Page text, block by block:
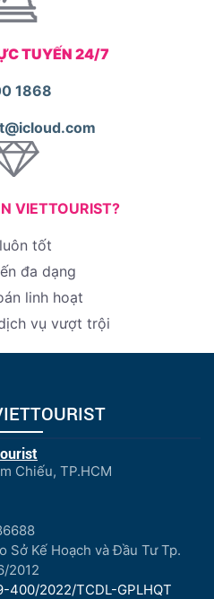
TUYẾN 24/7
1868
VIETTOURIST?
tốt
đa dạng
linh hoạt
vụ vượt trội
Chiếu, TP.HCM
Sở Kế Hoạch và Đầu Tư Tp.
2012
400/2022/TCDL-GPLHQT